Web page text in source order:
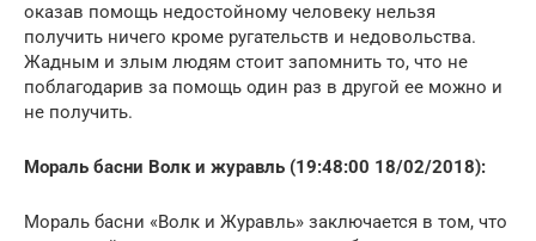
оказав помощь недостойному человеку нельзя
получить ничего кроме ругательств и недовольства.
Жадным и злым людям стоит запомнить то, что не
поблагодарив за помощь один раз в другой ее можно и
не получить.
Мораль басни Волк и журавль (19:48:00 18/02/2018):
Мораль басни «Волк и Журавль» заключается в том, что